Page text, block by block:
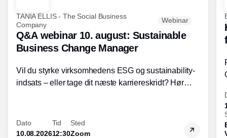
TANIA ELLIS - The Social Business
Company
Webinar
Q&A webinar 10. august: Sustainable
Business Change Manager
Vil du styrke virksomhedens ESG og sustainability-
indsats – eller tage dit næste karriereskridt? Hør
inden for bæredygtig forretningsudvikling - så du
skaber værdi for både samfund og bundlinje.
Dato
10.08.2026
Tid
12:30
Sted
Zoom